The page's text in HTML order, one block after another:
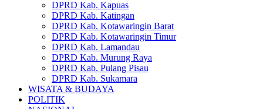
DPRD Kab. Kapuas
DPRD Kab. Katingan
DPRD Kab. Kotawaringin Barat
DPRD Kab. Kotawaringin Timur
DPRD Kab. Lamandau
DPRD Kab. Murung Raya
DPRD Kab. Pulang Pisau
DPRD Kab. Sukamara
WISATA & BUDAYA
POLITIK